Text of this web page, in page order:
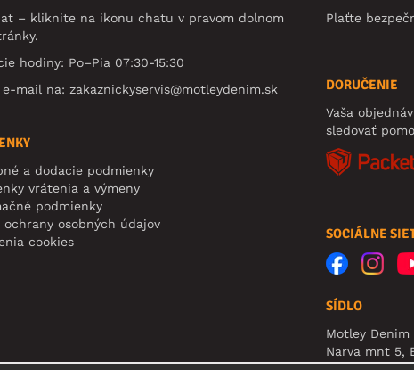
– kliknite na ikonu chatu v pravom dolnom
hodiny: Po–Pia 07:30-15:30
e-mail na:zakaznickyservis@motleydenim.sk
a dodacie podmienky
vrátenia a výmeny
podmienky
ochrany osobných údajov
cookies
Plaťte
DORUČENIE
Vaša
sledovať
SOCIÁLNE
SÍDLO
Motley Denim
Narva mnt 5,